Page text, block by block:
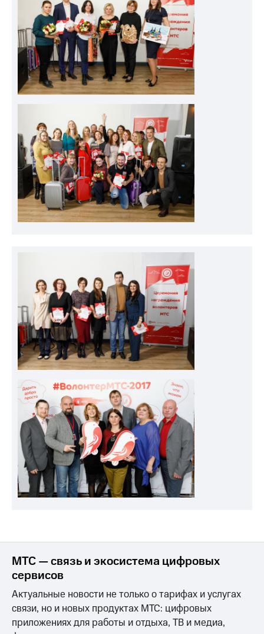
Регистратор
Реквизиты
Контакты
развитие
деловая этика
На главную
МТС — связь и экосистема цифровых
сервисов
Актуальные новости не только о тарифах и услугах
связи, но и новых продуктах МТС: цифровых
приложениях для работы и отдыха, ТВ и медиа,